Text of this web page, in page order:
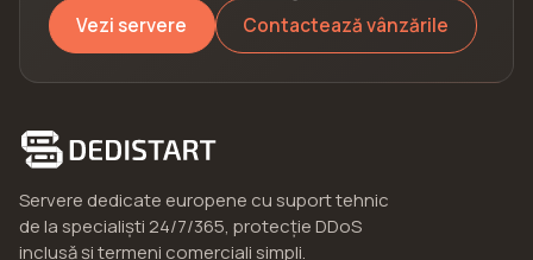
Vezi servere Contactează vânzările
Servere dedicate europene cu suport tehnic
de la specialiști 24/7/365, protecție DDoS
inclusă și termeni comerciali simpli.